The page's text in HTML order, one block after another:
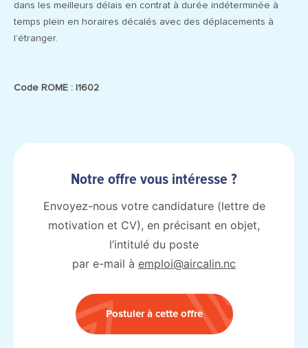
dans les meilleurs délais en contrat à durée indéterminée à
temps plein en horaires décalés avec des déplacements à
l’étranger.
Code ROME : I1602
Notre offre vous intéresse ?
Envoyez-nous votre candidature (lettre de
motivation et CV), en précisant en objet,
l’intitulé du poste
par e-mail à emploi@aircalin.nc
Postuler à cette offre